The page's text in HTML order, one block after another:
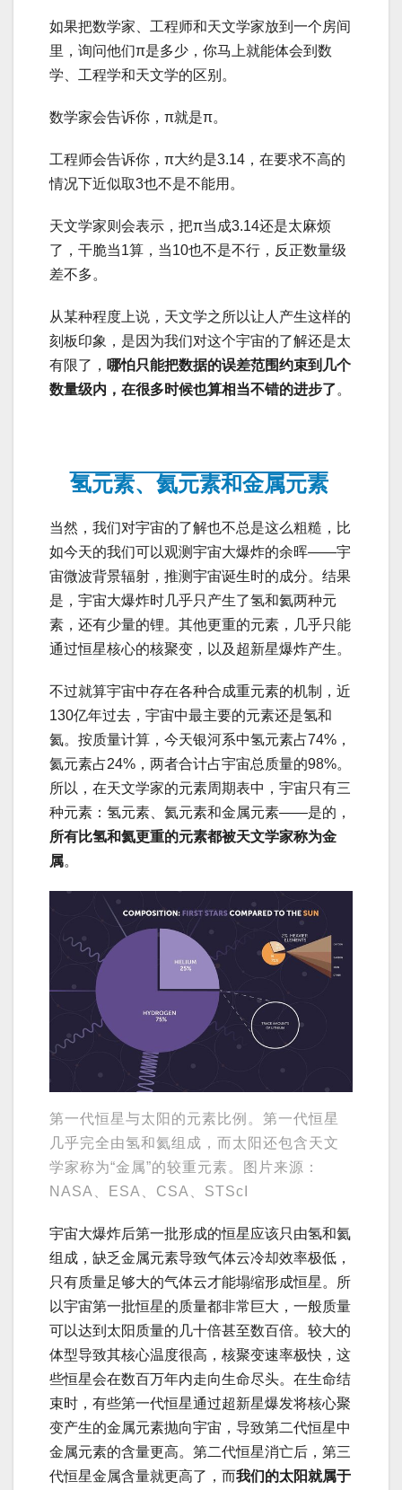
如果把数学家、工程师和天文学家放到一个房间
里，询问他们π是多少，你马上就能体会到数
学、工程学和天文学的区别。
数学家会告诉你，π就是π。
工程师会告诉你，π大约是3.14，在要求不高的
情况下近似取3也不是不能用。
天文学家则会表示，把π当成3.14还是太麻烦
了，干脆当1算，当10也不是不行，反正数量级
差不多。
从某种程度上说，天文学之所以让人产生这样的
刻板印象，是因为我们对这个宇宙的了解还是太
有限了， 哪怕只能把数据的误差范围约束到几个
数量级内，在很多时候也算相当不错的进步了。
氢元素、氦元素和金属元素
当然，我们对宇宙的了解也不总是这么粗糙，比
如今天的我们可以观测宇宙大爆炸的余晖——宇
宙微波背景辐射，推测宇宙诞生时的成分。结果
是，宇宙大爆炸时几乎只产生了氢和氦两种元
素，还有少量的锂。其他更重的元素，几乎只能
通过恒星核心的核聚变，以及超新星爆炸产生。
不过就算宇宙中存在各种合成重元素的机制，近
130亿年过去，宇宙中最主要的元素还是氢和
氦。按质量计算，今天银河系中氢元素占74%，
氦元素占24%，两者合计占宇宙总质量的98%。
所以，在天文学家的元素周期表中，宇宙只有三
种元素：氢元素、氦元素和金属元素——是的，
所有比氢和氦更重的元素都被天文学家称为金
属。
第一代恒星与太阳的元素比例。第一代恒星
几乎完全由氢和氦组成，而太阳还包含天文
学家称为“金属”的较重元素。图片来源：
NASA、ESA、CSA、STScI
宇宙大爆炸后第一批形成的恒星应该只由氢和氦
组成，缺乏金属元素导致气体云冷却效率极低，
只有质量足够大的气体云才能塌缩形成恒星。所
以宇宙第一批恒星的质量都非常巨大，一般质量
可以达到太阳质量的几十倍甚至数百倍。较大的
体型导致其核心温度很高，核聚变速率极快，这
些恒星会在数百万年内走向生命尽头。在生命结
束时，有些第一代恒星通过超新星爆发将核心聚
变产生的金属元素抛向宇宙，导致第二代恒星中
金属元素的含量更高。第二代恒星消亡后，第三
代恒星金属含量就更高了，而我们的太阳就属于